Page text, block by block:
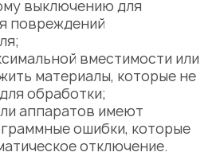
выключению для
повреждений
вместимости или
материалы, которые не
обработки;
аппаратов имеют
ошибки, которые
отключение.